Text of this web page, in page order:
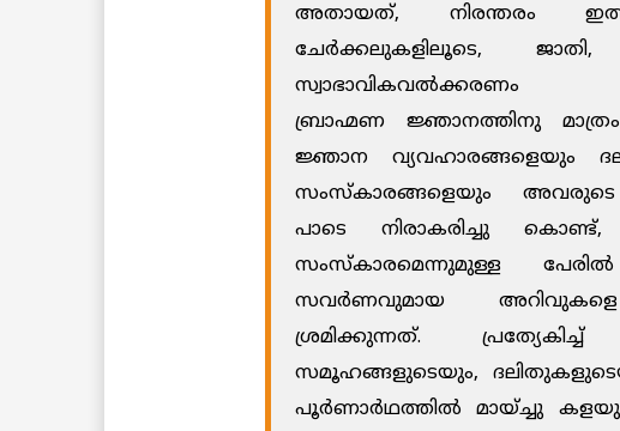
അതായത്, നിരന്തരം
ചേർക്കലുകളിലൂടെ, ജാതി
സ്വാഭാവികവൽക്കരണം
ബ്രാഹ്മണ
ജ്ഞാനത്തിനു മാത്രം
ജ്ഞാന
വ്യവഹാരങ്ങളെയും
സംസ്കാരങ്ങളെയും
അവരുടെ
പാടെ
നിരാകരിച്ചു കൊണ്ട്
സംസ്കാരമെന്നുമുള്ള
സവർണവുമായ
അറിവുകളെ
ശ്രമിക്കുന്നത്. പ്രത്യേകിച്ച്
സമൂഹങ്ങളുടെയും,
പൂർണാർഥത്തിൽ
മായ്ച്ചു